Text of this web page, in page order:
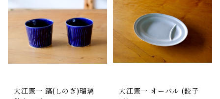
大江憲一 鎬(しのぎ)瑠璃
大江憲一 オーバル (餃子